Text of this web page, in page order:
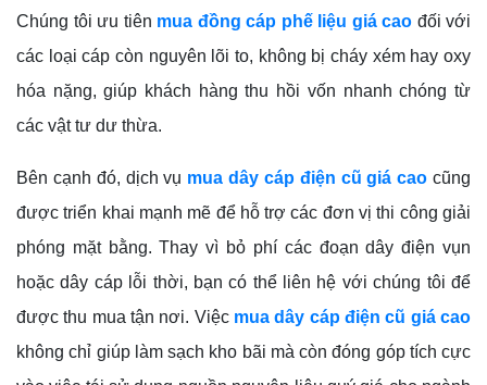
Chúng tôi ưu tiên mua đồng cáp phế liệu giá cao đối với
các loại cáp còn nguyên lõi to, không bị cháy xém hay oxy
hóa nặng, giúp khách hàng thu hồi vốn nhanh chóng từ
các vật tư dư thừa.
Bên cạnh đó, dịch vụ mua dây cáp điện cũ giá cao cũng
được triển khai mạnh mẽ để hỗ trợ các đơn vị thi công giải
phóng mặt bằng. Thay vì bỏ phí các đoạn dây điện vụn
hoặc dây cáp lỗi thời, bạn có thể liên hệ với chúng tôi để
được thu mua tận nơi. Việc mua dây cáp điện cũ giá cao
không chỉ giúp làm sạch kho bãi mà còn đóng góp tích cực